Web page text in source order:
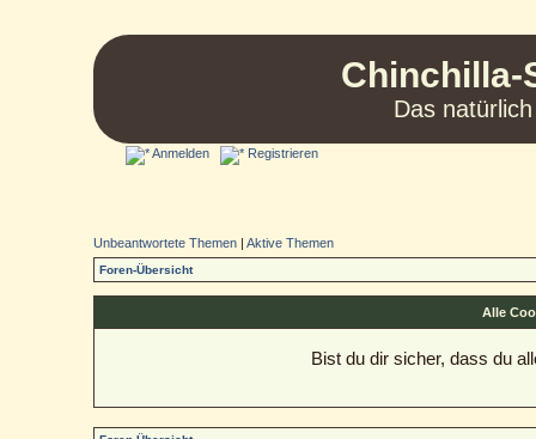
Chinchilla-
Das
Anmelden Registrieren
Unbeantwortete Themen |Aktive Themen
Foren-Übersicht
Alle
Bist du dir sicher, dass du